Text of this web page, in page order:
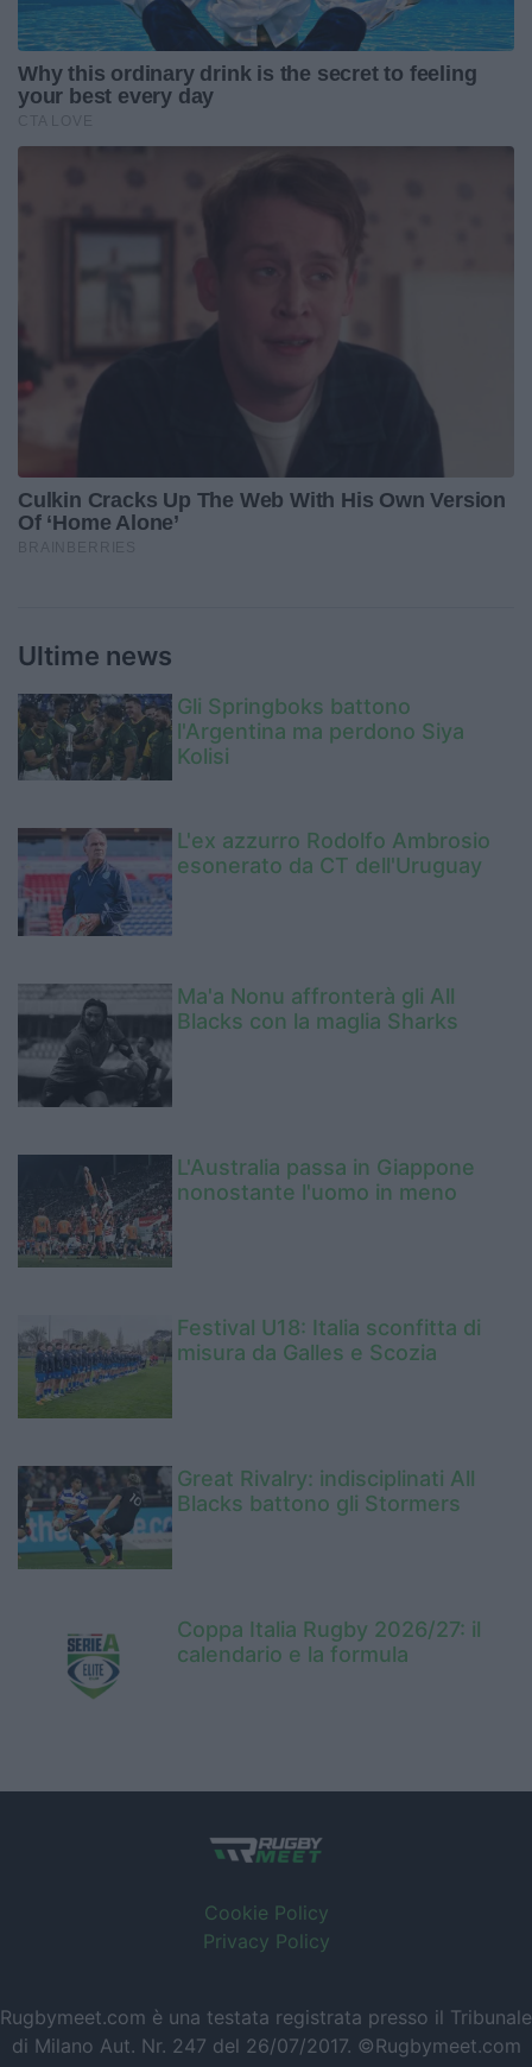
Ultime news
Gli Springboks battono
l'Argentina ma perdono Siya
Kolisi
L'ex azzurro Rodolfo Ambrosio
esonerato da CT dell'Uruguay
Ma'a Nonu affronterà gli All
Blacks con la maglia Sharks
L'Australia passa in Giappone
nonostante l'uomo in meno
Festival U18: Italia sconfitta di
misura da Galles e Scozia
Great Rivalry: indisciplinati All
Blacks battono gli Stormers
Coppa Italia Rugby 2026/27: il
calendario e la formula
Cookie Policy
Privacy Policy
Rugbymeet.com è una testata registrata presso il Tribunale
di Milano Aut. Nr. 247 del 26/07/2017. ©Rugbymeet.com